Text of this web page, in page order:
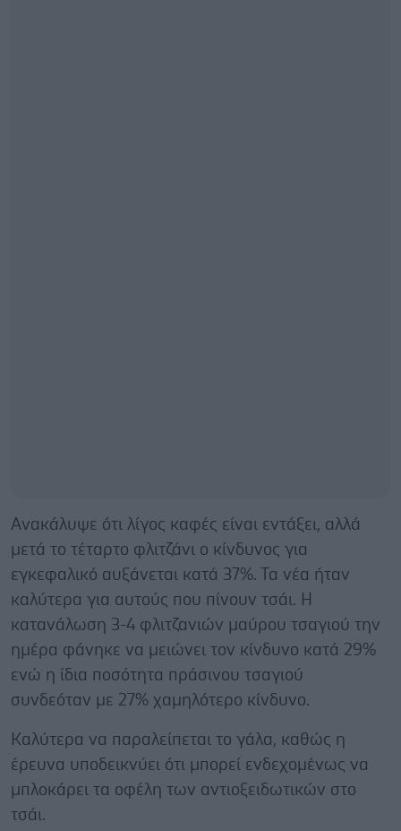
Ανακάλυψε ότι λίγος καφές είναι εντάξει, αλλά
μετά το τέταρτο φλιτζάνι ο κίνδυνος για
εγκεφαλικό αυξάνεται κατά 37%. Τα νέα ήταν
καλύτερα για αυτούς που πίνουν τσάι. Η
κατανάλωση 3-4 φλιτζανιών μαύρου τσαγιού την
ημέρα φάνηκε να μειώνει τον κίνδυνο κατά 29%
ενώ η ίδια ποσότητα πράσινου τσαγιού
συνδεόταν με 27% χαμηλότερο κίνδυνο.
Καλύτερα να παραλείπεται το γάλα, καθώς η
έρευνα υποδεικνύει ότι μπορεί ενδεχομένως να
μπλοκάρει τα οφέλη των αντιοξειδωτικών στο
τσάι.